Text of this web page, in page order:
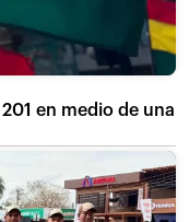
en medio de una